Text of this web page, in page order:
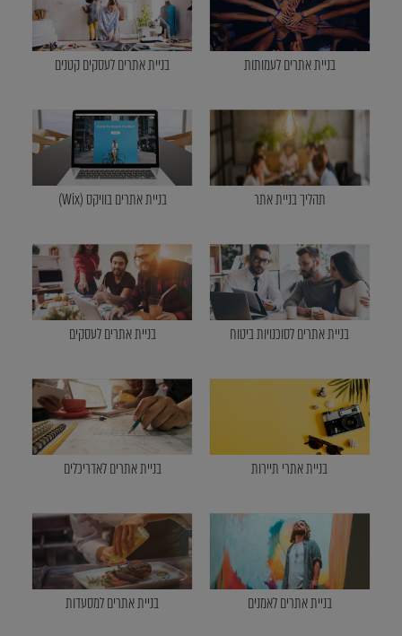
בניית אתרים לעמותות בניית אתרים לעסקים קטנים
תהליך בניית אתר בניית אתרים בוויקס (Wix)
בניית אתרים לסוכנויות ביטוח בניית אתרים לעסקים
בניית אתרי תיירות בניית אתרים לאדריכלים
בניית אתרים לאמנים בניית אתרים למסעדות